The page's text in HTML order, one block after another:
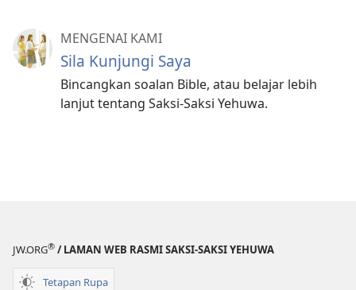
MENGENAI KAMI
Sila Kunjungi Saya
Bincangkan soalan Bible, atau belajar lebih
lanjut tentang Saksi-Saksi Yehuwa.
JW.ORG® / LAMAN WEB RASMI SAKSI-SAKSI YEHUWA
Tetapan Rupa